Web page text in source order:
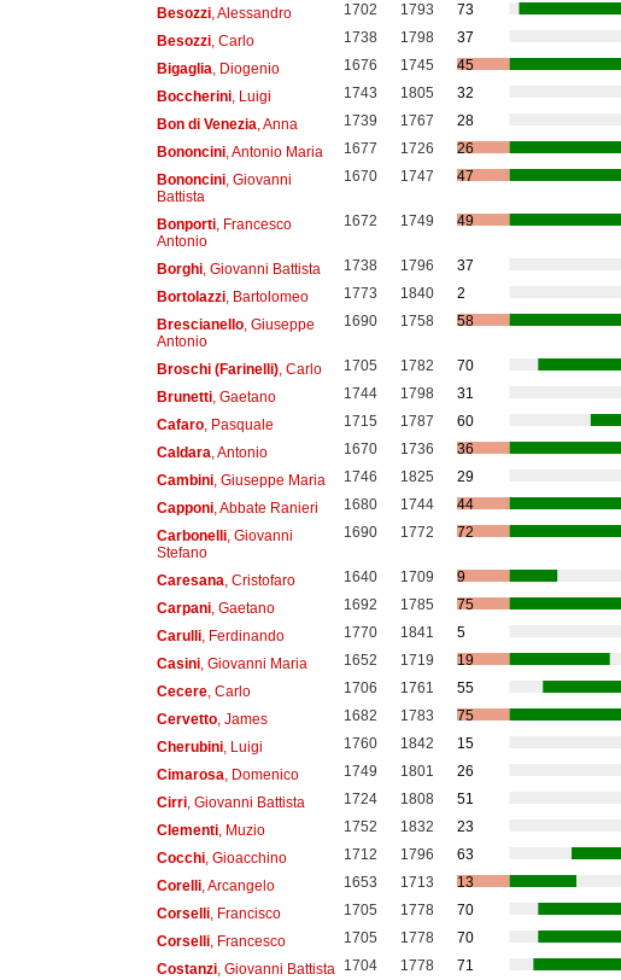
Besozzi, Alessandro 1702 1793
73
Besozzi, Carlo 1738 1798
37
Bigaglia , Diogenio 1676 1745
45
Boccherini, Luigi 1743 1805
32
Bon di Venezia , Anna 1739 1767
28
Bononcini, Antonio Maria 1677 1726
26
Bononcini, Giovanni
Battista
1670 1747 47
Bonporti, Francesco
Antonio
1672 1749 49
Borghi, Giovanni Battista 1738 1796
37
Bortolazzi, Bartolomeo 1773 1840
2
Brescianello, Giuseppe
Antonio
1690 1758 58
Broschi (Farinelli), Carlo 1705 1782
70
Brunetti, Gaetano 1744 1798
31
Cafaro, Pasquale 1715 1787
60
Caldara , Antonio 1670 1736
36
Cambini, Giuseppe Maria 1746 1825
29
Capponi, Abbate Ranieri 1680 1744
44
Carbonelli, Giovanni
Stefano
1690 1772 72
Caresana , Cristofaro 1640 1709
9
Carpani, Gaetano 1692 1785
75
Carulli, Ferdinando 1770 1841
5
Casini, Giovanni Maria 1652 1719
19
Cecere, Carlo 1706 1761
55
Cervetto, James 1682 1783
75
Cherubini, Luigi 1760 1842
15
Cimarosa , Domenico 1749 1801
26
Cirri, Giovanni Battista 1724 1808
51
Clementi, Muzio 1752 1832
23
Cocchi, Gioacchino 1712 1796
63
Corelli, Arcangelo 1653 1713
13
Corselli, Francisco 1705 1778
70
Corselli, Francesco 1705 1778
70
Costanzi, Giovanni Battista 1704 1778
71